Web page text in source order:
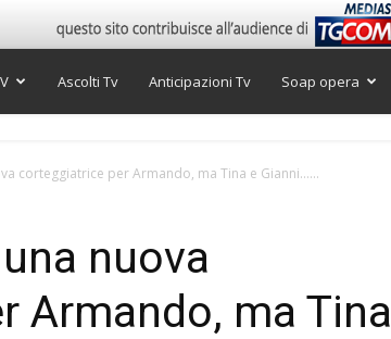
Ascolti Tv Anticipazioni Tv Soap opera
corteggiatrice per Armando, ma Tina e Gianni…...
nuova
Armando, ma Tina